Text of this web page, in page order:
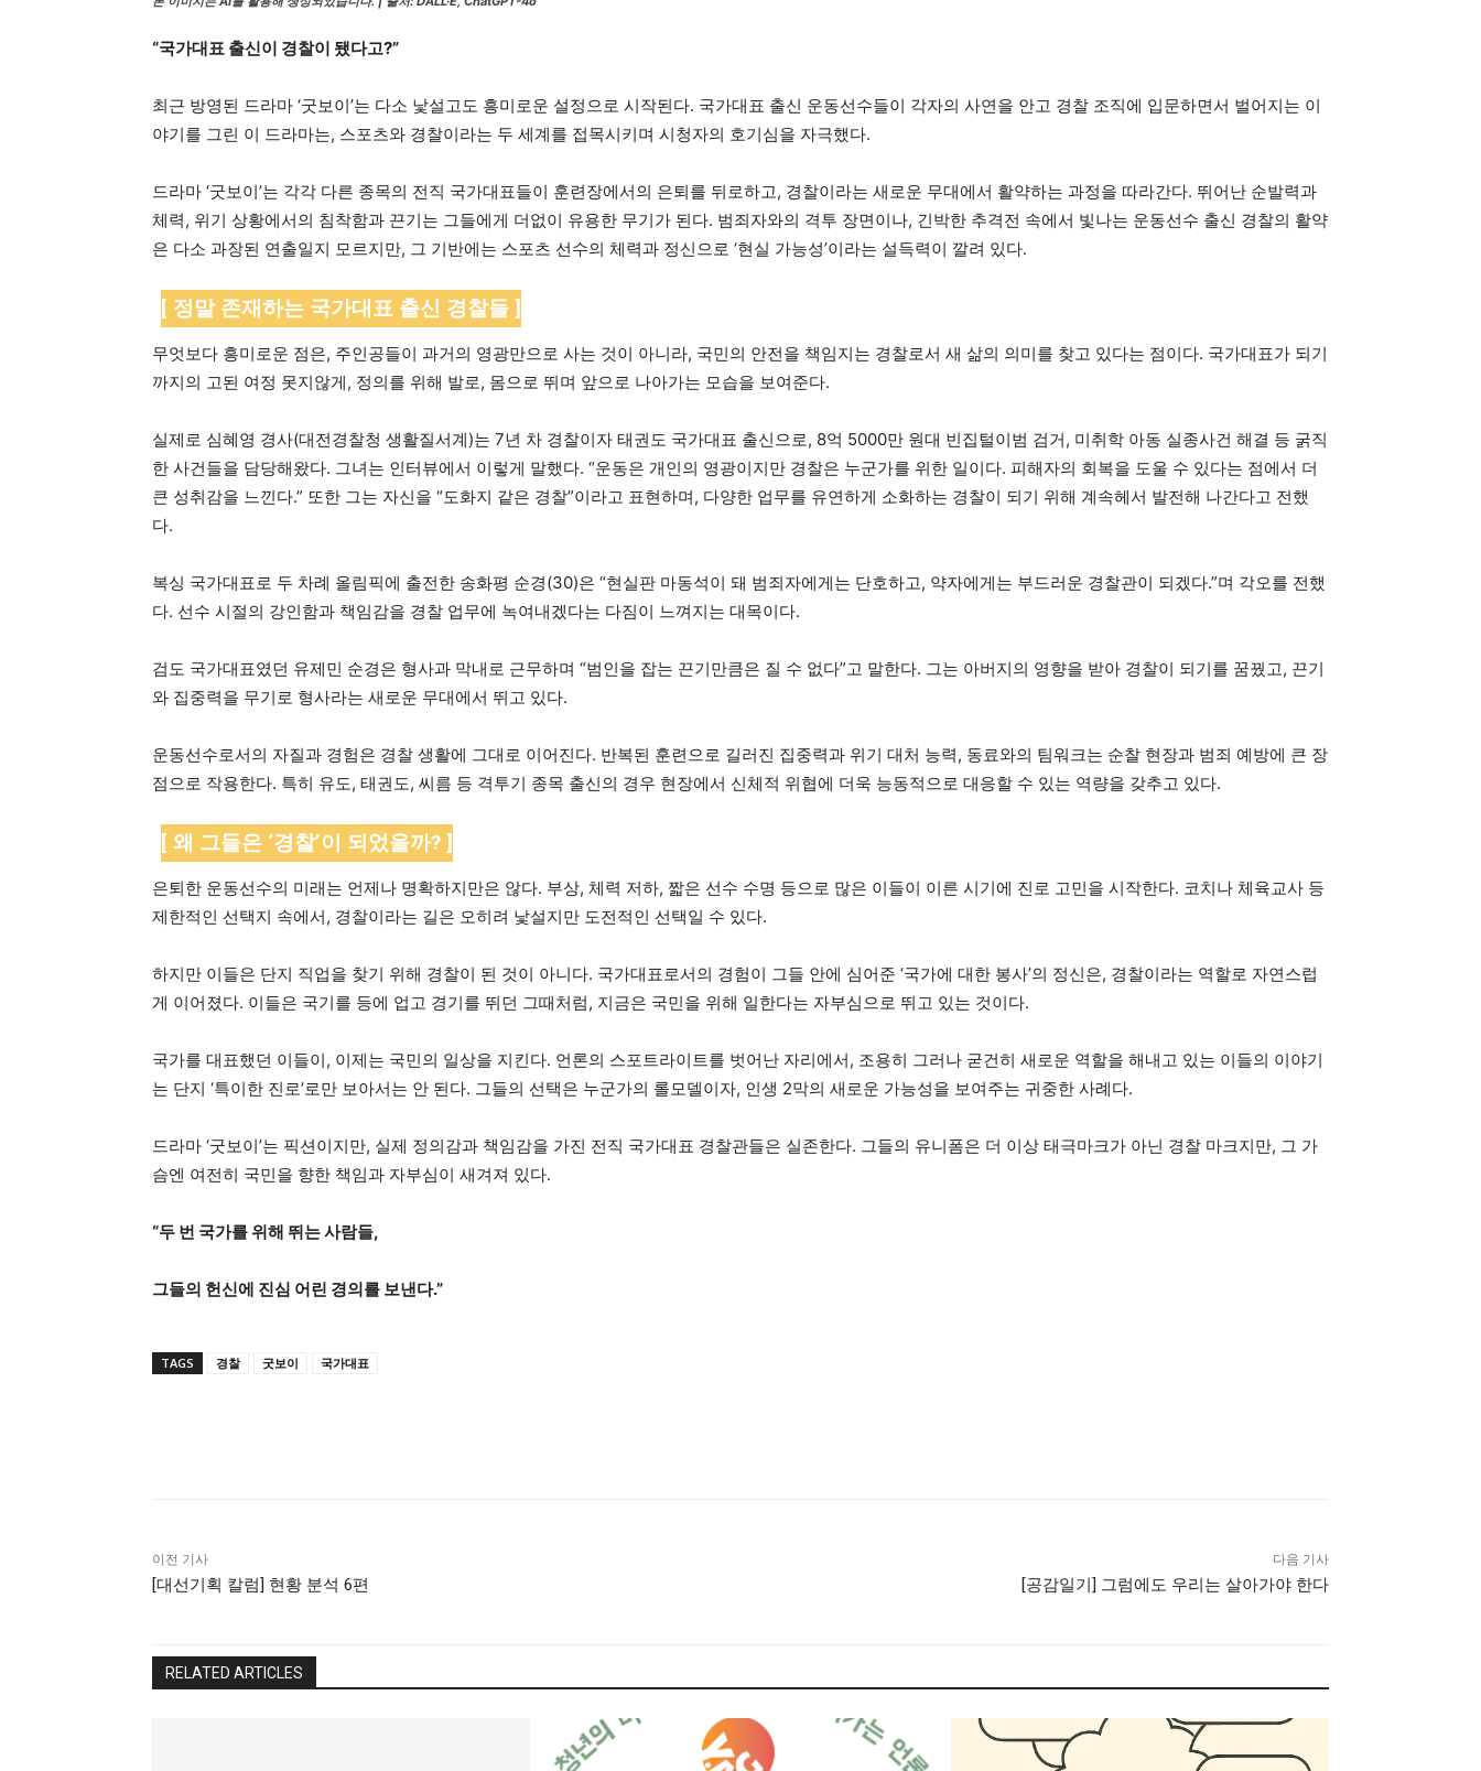
“국가대표 출신이 경찰이 됐다고?”
최근 방영된 드라마 ‘굿보이’는 다소 낯설고도 흥미로운 설정으로 시작된다. 국가대표 출신 운동선수들이 각자의 사연을 안고 경찰 조직에 입문하면서 벌어지는 이
야기를 그린 이 드라마는, 스포츠와 경찰이라는 두 세계를 접목시키며 시청자의 호기심을 자극했다.
드라마 ‘굿보이’는 각각 다른 종목의 전직 국가대표들이 훈련장에서의 은퇴를 뒤로하고, 경찰이라는 새로운 무대에서 활약하는 과정을 따라간다. 뛰어난 순발력과
체력, 위기 상황에서의 침착함과 끈기는 그들에게 더없이 유용한 무기가 된다. 범죄자와의 격투 장면이나, 긴박한 추격전 속에서 빛나는 운동선수 출신 경찰의 활약
은 다소 과장된 연출일지 모르지만, 그 기반에는 스포츠 선수의 체력과 정신으로 ‘현실 가능성’이라는 설득력이 깔려 있다.
[ 정말 존재하는 국가대표 출신 경찰들 ]
무엇보다 흥미로운 점은, 주인공들이 과거의 영광만으로 사는 것이 아니라, 국민의 안전을 책임지는 경찰로서 새 삶의 의미를 찾고 있다는 점이다. 국가대표가 되기
까지의 고된 여정 못지않게, 정의를 위해 발로, 몸으로 뛰며 앞으로 나아가는 모습을 보여준다.
실제로 심혜영 경사(대전경찰청 생활질서계)는 7년 차 경찰이자 태권도 국가대표 출신으로, 8억 5000만 원대 빈집털이범 검거, 미취학 아동 실종사건 해결 등 굵직
한 사건들을 담당해왔다. 그녀는 인터뷰에서 이렇게 말했다. “운동은 개인의 영광이지만 경찰은 누군가를 위한 일이다. 피해자의 회복을 도울 수 있다는 점에서 더
큰 성취감을 느낀다.” 또한 그는 자신을 “도화지 같은 경찰”이라고 표현하며, 다양한 업무를 유연하게 소화하는 경찰이 되기 위해 계속헤서 발전해 나간다고 전했
다.
복싱 국가대표로 두 차례 올림픽에 출전한 송화평 순경(30)은 “현실판 마동석이 돼 범죄자에게는 단호하고, 약자에게는 부드러운 경찰관이 되겠다.”며 각오를 전했
다. 선수 시절의 강인함과 책임감을 경찰 업무에 녹여내겠다는 다짐이 느껴지는 대목이다.
검도 국가대표였던 유제민 순경은 형사과 막내로 근무하며 “범인을 잡는 끈기만큼은 질 수 없다”고 말한다. 그는 아버지의 영향을 받아 경찰이 되기를 꿈꿨고, 끈기
와 집중력을 무기로 형사라는 새로운 무대에서 뛰고 있다.
운동선수로서의 자질과 경험은 경찰 생활에 그대로 이어진다. 반복된 훈련으로 길러진 집중력과 위기 대처 능력, 동료와의 팀워크는 순찰 현장과 범죄 예방에 큰 장
점으로 작용한다. 특히 유도, 태권도, 씨름 등 격투기 종목 출신의 경우 현장에서 신체적 위협에 더욱 능동적으로 대응할 수 있는 역량을 갖추고 있다.
[ 왜 그들은 ‘경찰’이 되었을까? ]
은퇴한 운동선수의 미래는 언제나 명확하지만은 않다. 부상, 체력 저하, 짧은 선수 수명 등으로 많은 이들이 이른 시기에 진로 고민을 시작한다. 코치나 체육교사 등
제한적인 선택지 속에서, 경찰이라는 길은 오히려 낯설지만 도전적인 선택일 수 있다.
하지만 이들은 단지 직업을 찾기 위해 경찰이 된 것이 아니다. 국가대표로서의 경험이 그들 안에 심어준 ‘국가에 대한 봉사’의 정신은, 경찰이라는 역할로 자연스럽
게 이어졌다. 이들은 국기를 등에 업고 경기를 뛰던 그때처럼, 지금은 국민을 위해 일한다는 자부심으로 뛰고 있는 것이다.
국가를 대표했던 이들이, 이제는 국민의 일상을 지킨다. 언론의 스포트라이트를 벗어난 자리에서, 조용히 그러나 굳건히 새로운 역할을 해내고 있는 이들의 이야기
는 단지 ‘특이한 진로’로만 보아서는 안 된다. 그들의 선택은 누군가의 롤모델이자, 인생 2막의 새로운 가능성을 보여주는 귀중한 사례다.
드라마 ‘굿보이’는 픽션이지만, 실제 정의감과 책임감을 가진 전직 국가대표 경찰관들은 실존한다. 그들의 유니폼은 더 이상 태극마크가 아닌 경찰 마크지만, 그 가
슴엔 여전히 국민을 향한 책임과 자부심이 새겨져 있다.
“두 번 국가를 위해 뛰는 사람들,
그들의 헌신에 진심 어린 경의를 보낸다.”
TAGS 경찰 굿보이 국가대표
이전 기사
[대선기획 칼럼] 현황 분석 6편
다음 기사
[공감일기] 그럼에도 우리는 살아가야 한다
RELATED ARTICLES